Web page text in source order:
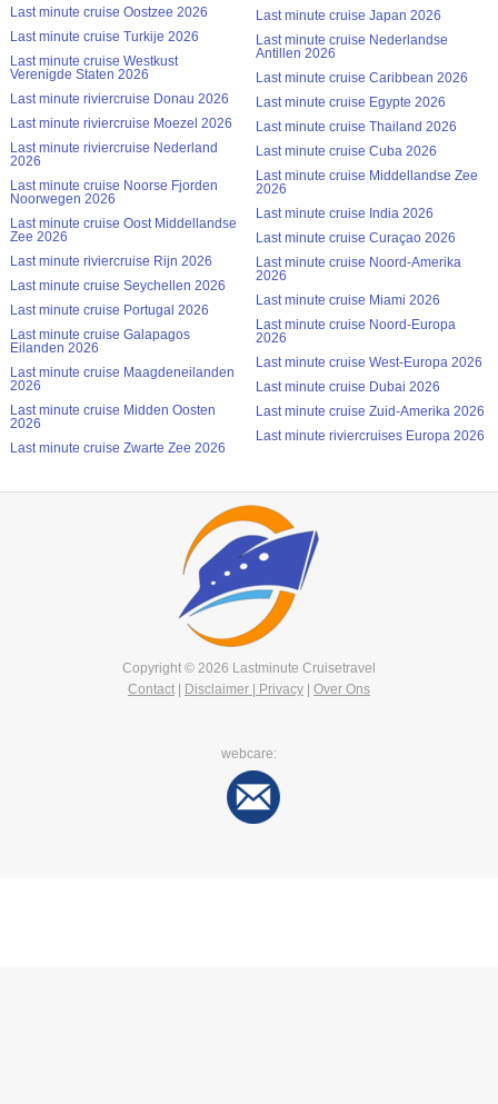
Last minute cruise Oostzee 2026
Last minute cruise Turkije 2026
Last minute cruise Westkust
Verenigde Staten 2026
Last minute riviercruise Donau 2026
Last minute riviercruise Moezel 2026
Last minute riviercruise Nederland
2026
Last minute cruise Noorse Fjorden
Noorwegen 2026
Last minute cruise Oost Middellandse
Zee 2026
Last minute riviercruise Rijn 2026
Last minute cruise Seychellen 2026
Last minute cruise Portugal 2026
Last minute cruise Galapagos
Eilanden 2026
Last minute cruise Maagdeneilanden
2026
Last minute cruise Midden Oosten
2026
Last minute cruise Zwarte Zee 2026
Last minute cruise Japan 2026
Last minute cruise Nederlandse
Antillen 2026
Last minute cruise Caribbean 2026
Last minute cruise Egypte 2026
Last minute cruise Thailand 2026
Last minute cruise Cuba 2026
Last minute cruise Middellandse Zee
2026
Last minute cruise India 2026
Last minute cruise Curaçao 2026
Last minute cruise Noord-Amerika
2026
Last minute cruise Miami 2026
Last minute cruise Noord-Europa
2026
Last minute cruise West-Europa 2026
Last minute cruise Dubai 2026
Last minute cruise Zuid-Amerika 2026
Last minute riviercruises Europa 2026
Copyright © 2026 Lastminute Cruisetravel
Contact | Disclaimer | Privacy | Over Ons
webcare: